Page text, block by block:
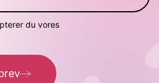
du vores